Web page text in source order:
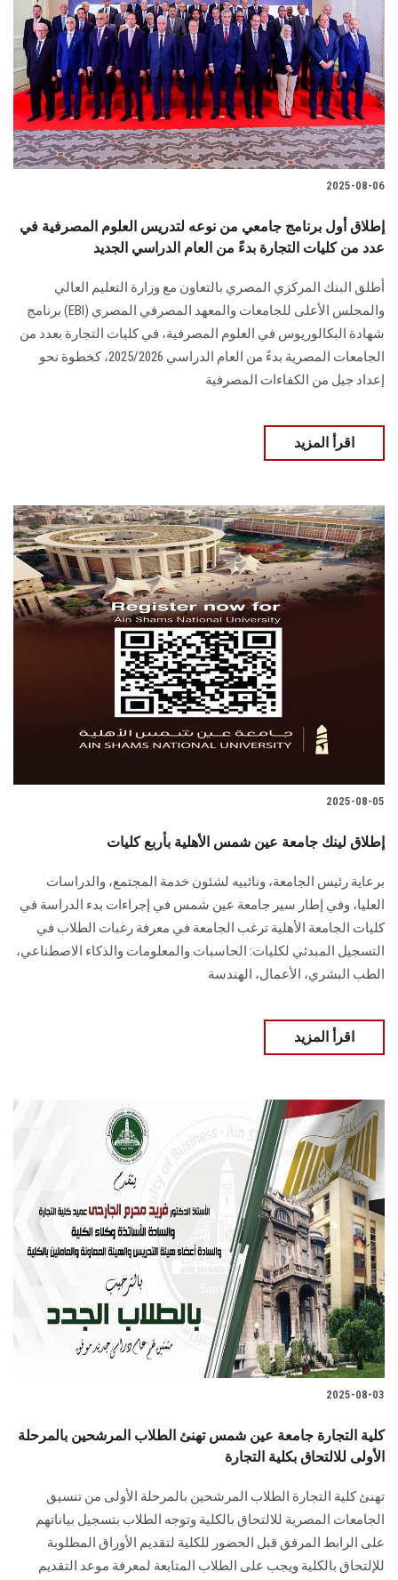
2025-08-06
إطلاق أول برنامج جامعي من نوعه لتدريس العلوم المصرفية في
عدد من كليات التجارة بدءً من العام الدراسي الجديد
أطلق البنك المركزي المصري بالتعاون مع وزارة التعليم العالي
والمجلس الأعلى للجامعات والمعهد المصرفي المصري (EBI) برنامج
شهادة البكالوريوس في العلوم المصرفية، في كليات التجارة بعدد من
الجامعات المصرية بدءً من العام الدراسي 2025/2026، كخطوة نحو
إعداد جيل من الكفاءات المصرفية
اقرأ المزيد
2025-08-05
إطلاق لينك جامعة عين شمس الأهلية بأربع كليات
برعاية رئيس الجامعة، ونائبيه لشئون خدمة المجتمع، والدراسات
العليا، وفي إطار سير جامعة عين شمس في إجراءات بدء الدراسة في
كليات الجامعة الأهلية ترغب الجامعة في معرفة رغبات الطلاب في
التسجيل المبدئي لكليات: الحاسبات والمعلومات والذكاء الاصطناعي،
الطب البشري، الأعمال، الهندسة
اقرأ المزيد
2025-08-03
كلية التجارة جامعة عين شمس تهنئ الطلاب المرشحين بالمرحلة
الأولى للالتحاق بكلية التجارة
تهنئ كلية التجارة الطلاب المرشحين بالمرحلة الأولى من تنسيق
الجامعات المصرية للالتحاق بالكلية وتوجه الطلاب بتسجيل بياناتهم
على الرابط المرفق قبل الحضور للكلية لتقديم الأوراق المطلوبة
للإلتحاق بالكلية ويجب على الطلاب المتابعة لمعرفة موعد التقديم